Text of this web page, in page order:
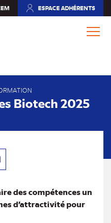
ESPACE ADHÉRENTS
(NOUVEL
Biotech 2025
des compétences un
d’attractivité pour